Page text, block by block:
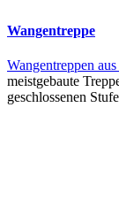
Wangentreppe
Wangentreppen
meistgebaute
geschlossenen